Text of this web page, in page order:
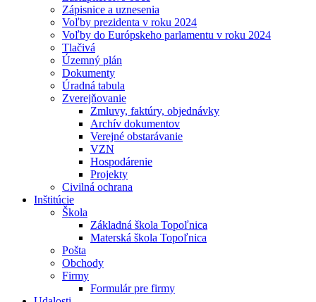
Zápisnice a uznesenia
Voľby prezidenta v roku 2024
Voľby do Európskeho parlamentu v roku 2024
Tlačivá
Územný plán
Dokumenty
Úradná tabula
Zverejňovanie
Zmluvy, faktúry, objednávky
Archív dokumentov
Verejné obstarávanie
VZN
Hospodárenie
Projekty
Civilná ochrana
Inštitúcie
Škola
Základná škola Topoľnica
Materská škola Topoľnica
Pošta
Obchody
Firmy
Formulár pre firmy